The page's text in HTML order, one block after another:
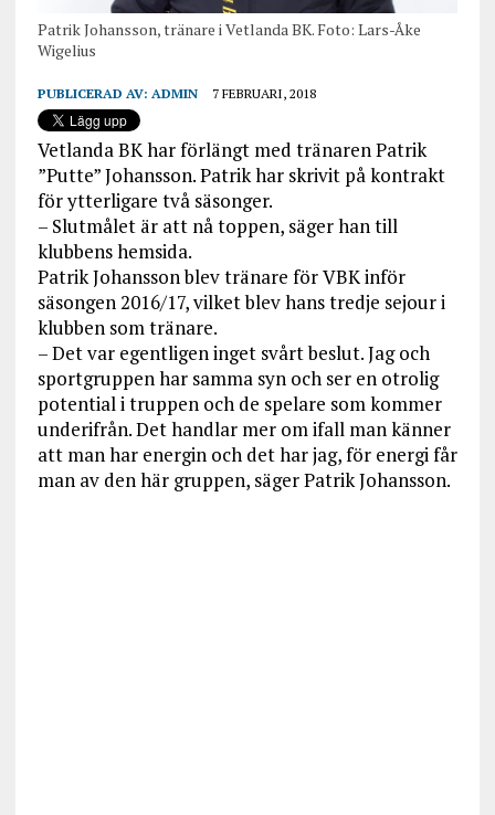
Patrik Johansson, tränare i Vetlanda BK. Foto: Lars-Åke
Wigelius
PUBLICERAD AV: ADMIN 7 FEBRUARI, 2018
Vetlanda BK har förlängt med tränaren Patrik
”Putte” Johansson. Patrik har skrivit på kontrakt
för ytterligare två säsonger.
– Slutmålet är att nå toppen, säger han till
klubbens hemsida.
Patrik Johansson blev tränare för VBK inför
säsongen 2016/17, vilket blev hans tredje sejour i
klubben som tränare.
– Det var egentligen inget svårt beslut. Jag och
sportgruppen har samma syn och ser en otrolig
potential i truppen och de spelare som kommer
underifrån. Det handlar mer om ifall man känner
att man har energin och det har jag, för energi får
man av den här gruppen, säger Patrik Johansson.